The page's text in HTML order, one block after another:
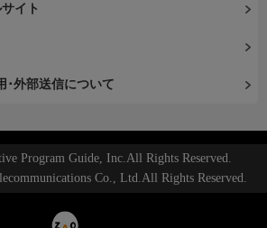
イト
･外部送信について
Program Guide, Inc.All Rights Reserved.
Co., Ltd.All Rights Reserved.